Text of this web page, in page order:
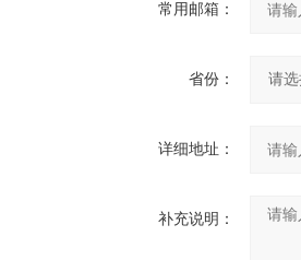
常用邮箱：
省份：
详细地址：
补充说明：